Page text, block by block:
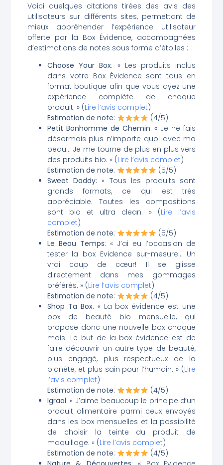
Voici quelques citations tirées des avis des
utilisateurs sur différents sites, permettant de
mieux appréhender l’expérience utilisateur
offerte par la Box Évidence, accompagnées
d’estimations de notes sous forme d’étoiles :
Choose Your Box: « Les produits inclus
dans votre Box Évidence sont tous en
format boutique afin que vous ayez une
expérience complète de chaque
produit. » (Lire l’avis complet)
Estimation de note:
(4/5)
Petit Bonhomme de Chemin: « Je ne fais
désormais plus n’importe quoi avec ma
peau… Je me tourne de plus en plus vers
des produits bio. » (Lire l’avis complet)
Estimation de note:
(5/5)
Sweet Daddy: « Tous les produits sont
grands formats, ce qui est très
appréciable. Toutes les compositions
sont bio et ultra clean. » (Lire l’avis
complet)
Estimation de note:
(5/5)
Le Beau Temps: « J’ai eu l’occasion de
tester la box Evidence sur-mesure… Un
vrai coup de cœur! Il se glisse
directement dans mes gommages
préférés. » (Lire l’avis complet)
Estimation de note:
(4/5)
Shop Ta Box: « La box évidence est une
box de beauté bio mensuelle, qui
propose donc une nouvelle box chaque
mois. Le but de la box évidence est de
faire découvrir un autre type de beauté,
plus engagé, plus respectueux de la
planète, et plus sain pour l’humain. » (Lire
l’avis complet)
Estimation de note:
(4/5)
Igraal: « J’aime beaucoup le principe d’un
produit alimentaire parmi ceux envoyés
dans les box mensuelles et la possibilité
de choisir la teinte du produit de
maquillage. » (Lire l’avis complet)
Estimation de note:
(4/5)